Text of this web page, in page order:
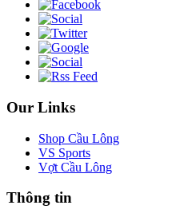
Our Links
Shop Cầu Lông
VS Sports
Vợt Cầu Lông
Thông tin